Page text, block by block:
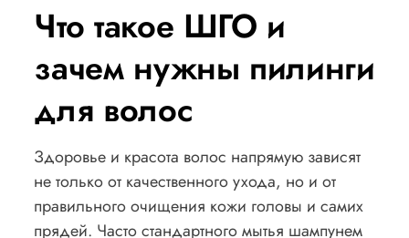
Что такое ШГО и
зачем нужны пилинги
для волос
Здоровье и красота волос напрямую зависят
не только от качественного ухода, но и от
правильного очищения кожи головы и самих
прядей. Часто стандартного мытья шампунем